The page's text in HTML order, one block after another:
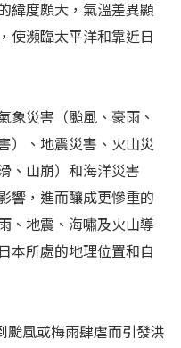
緯度頗大，氣溫差異顯
使瀕臨太平洋和靠近日
象災害（颱風、豪雨、
）、地震災害、火山災
、山崩）和海洋災害
響，進而釀成更慘重的
、地震、海嘯及火山導
本所處的地理位置和自
颱風或梅雨肆虐而引發洪